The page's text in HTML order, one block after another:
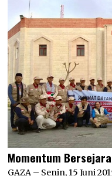
Momentum
GAZA – Senin, 15 Juni